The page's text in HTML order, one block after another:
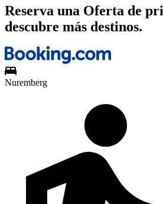
Reserva una Oferta de
descubre más destinos.
Nuremberg